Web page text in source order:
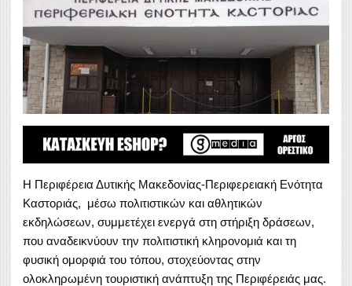
Η Περιφέρεια Δυτικής Μακεδονίας-Περιφερειακή Ενότητα
Καστοριάς, μέσω πολιτιστικών και αθλητικών
εκδηλώσεων, συμμετέχει ενεργά στη στήριξη δράσεων,
που αναδεικνύουν την πολιτιστική κληρονομιά και τη
φυσική ομορφιά του τόπου, στοχεύοντας στην
ολοκληρωμένη τουριστική ανάπτυξη της Περιφέρειάς μας.